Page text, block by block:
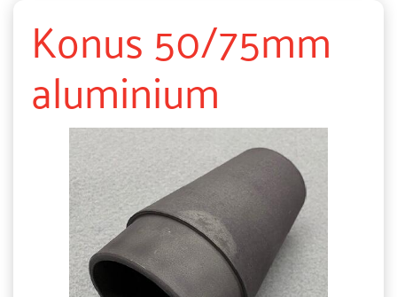
Konus 50/75mm
aluminium